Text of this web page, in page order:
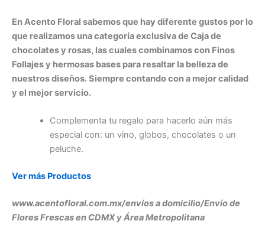
En Acento Floral sabemos que hay diferente gustos por lo
que realizamos una categoría exclusiva de Caja de
chocolates y rosas, las cuales combinamos con Finos
Follajes y hermosas bases para resaltar la belleza de
nuestros diseños. Siempre contando con a mejor calidad
y el mejor servicio.
Complementa tu regalo para hacerlo aún más
especial con: un vino, globos, chocolates o un
peluche.
Ver más Productos
www.acentofloral.com.mx/envíos a domicilio/Envío de
Flores Frescas en CDMX y Área Metropolitana